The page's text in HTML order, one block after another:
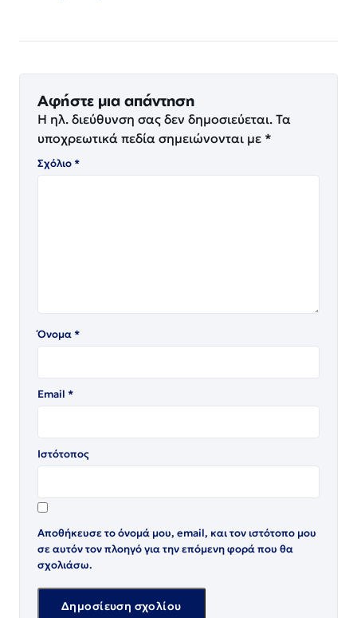
Αφήστε μια απάντηση
Η ηλ. διεύθυνση σας δεν δημοσιεύεται. Τα
υποχρεωτικά πεδία σημειώνονται με *
Σχόλιο*
Όνομα*
Email *
Ιστότοπος
Αποθήκευσε το όνομά μου, email, και τον ιστότοπο μου
σε αυτόν τον πλοηγό για την επόμενη φορά που θα
σχολιάσω.